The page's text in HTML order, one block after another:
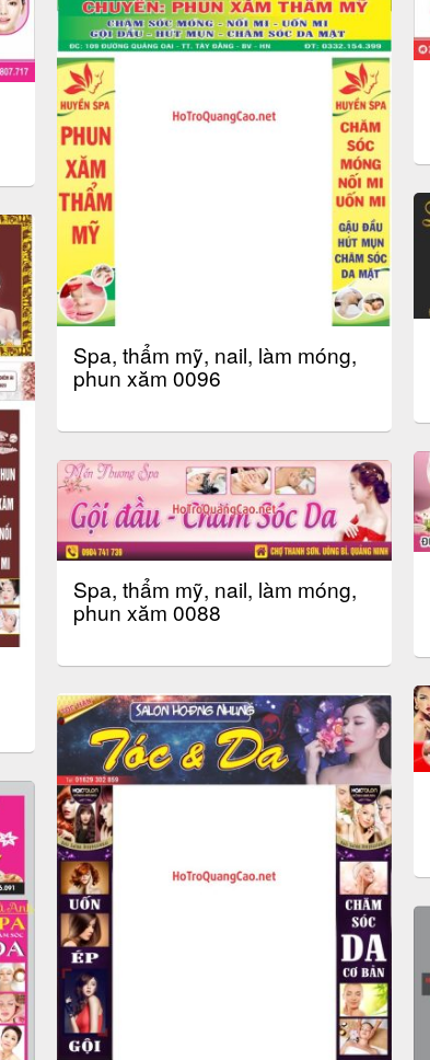
Spa, thẩm mỹ, nail, làm móng,
phun xăm 0096
Spa, thẩm mỹ, nail, làm móng,
phun xăm 0088